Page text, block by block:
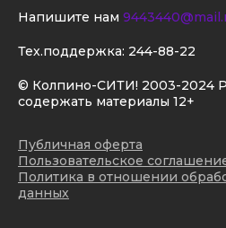
© Колпино-СИТИ! 2003-2024
содержать материалы 12+
Публичная оферта
Пользовательское
Политика в отношении
данных
Напишите нам
Тех.поддержка: 244-88-22